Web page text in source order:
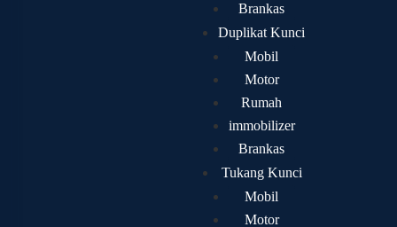
Brankas
Duplikat Kunci
Mobil
Motor
Rumah
immobilizer
Brankas
Tukang Kunci
Mobil
Motor
Kunci & Duplikat Kunci Terbaik
yang cepat, profesional, dan terpercaya
duplikat kunci rumah, kendaraan,